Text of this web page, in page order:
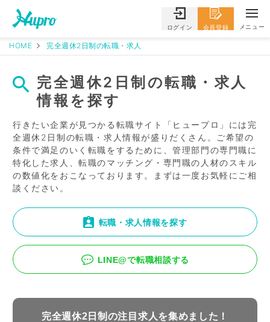
ログイン 会員登録 メニュー
HOME 完全週休2日制の転職・求人
完全週休2日制の転職・求人
情報を探す
行きたい企業が見つかる転職サイト「ヒュープロ」には完
全週休2日制の転職・求人情報が盛りだくさん。ご希望の
条件で満足のいく転職をするために、管理部門の専門職に
特化した求人、転職のマッチング・専門職の人材のスキル
の数値化をおこなっております。まずは一度お気軽にご相
談ください。
転職・求人情報を探す
LINE@で転職相談する
完全週休2日制の注目求人を集めました！